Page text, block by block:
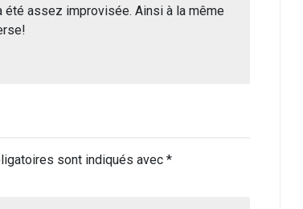
été assez improvisée. Ainsi à la même
sont indiqués avec *